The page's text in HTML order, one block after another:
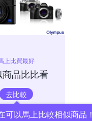
上比買最好
品比比看
去比較
可以馬上比較相似商品！